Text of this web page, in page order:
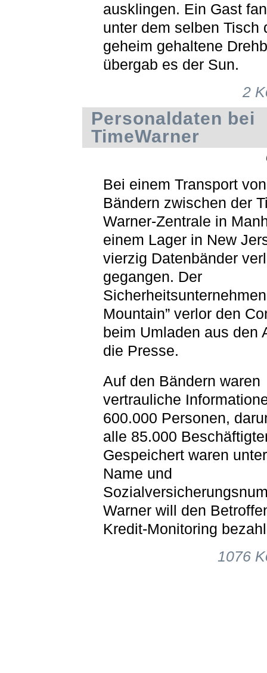
ausklingen. Ein Gast
unter dem selben Tisch
geheim gehaltene
übergab es der Sun.
2
Personaldaten bei
TimeWarner
Bei einem Transport
Bändern zwischen der
Warner-Zentrale in
einem Lager in New
vierzig Datenbänder
gegangen. Der
Sicherheitsunternehmen
Mountain” verlor den
beim Umladen aus den
die Presse.
Auf den Bändern waren
vertrauliche
600.000 Personen,
alle 85.000
Gespeichert waren
Name und
Warner will den
Kredit-Monitoring
1076